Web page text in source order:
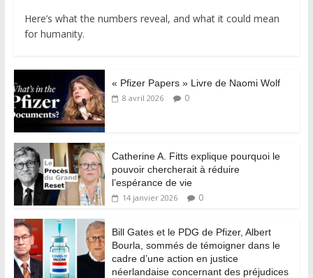
Here’s what the numbers reveal, and what it could mean
for humanity.
« Pfizer Papers » Livre de Naomi Wolf
8 avril 2026 0
Catherine A. Fitts explique pourquoi le
pouvoir chercherait à réduire
l’espérance de vie
14 janvier 2026 0
Bill Gates et le PDG de Pfizer, Albert
Bourla, sommés de témoigner dans le
cadre d’une action en justice
néerlandaise concernant des préjudices